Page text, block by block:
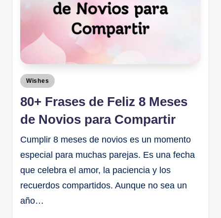
Wishes
80+ Frases de Feliz 8 Meses
de Novios para Compartir
Cumplir 8 meses de novios es un momento
especial para muchas parejas. Es una fecha
que celebra el amor, la paciencia y los
recuerdos compartidos. Aunque no sea un
año…